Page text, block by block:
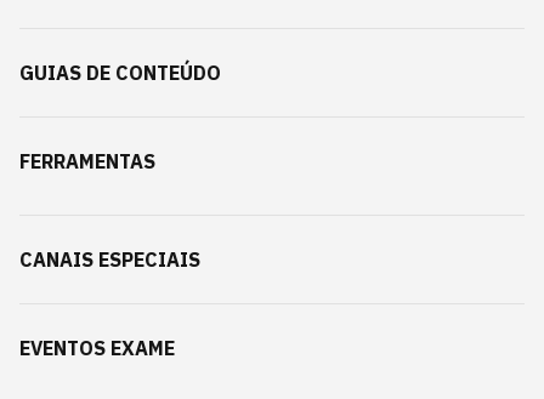
GUIAS DE CONTEÚDO
FERRAMENTAS
CANAIS ESPECIAIS
EVENTOS EXAME